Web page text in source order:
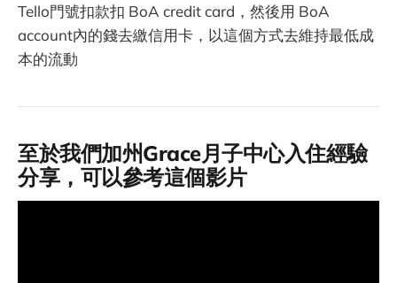
Tello門號扣款扣 BoA credit card，然後用 BoA
account內的錢去繳信用卡，以這個方式去維持最低成
本的流動
至於我們加州Grace月子中心入住經驗
分享，可以參考這個影片